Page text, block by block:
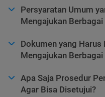
Persyaratan Umum
Mengajukan
Dokumen yang
Mengajukan
Apa Saja Prosedur
Agar Bisa Disetujui?